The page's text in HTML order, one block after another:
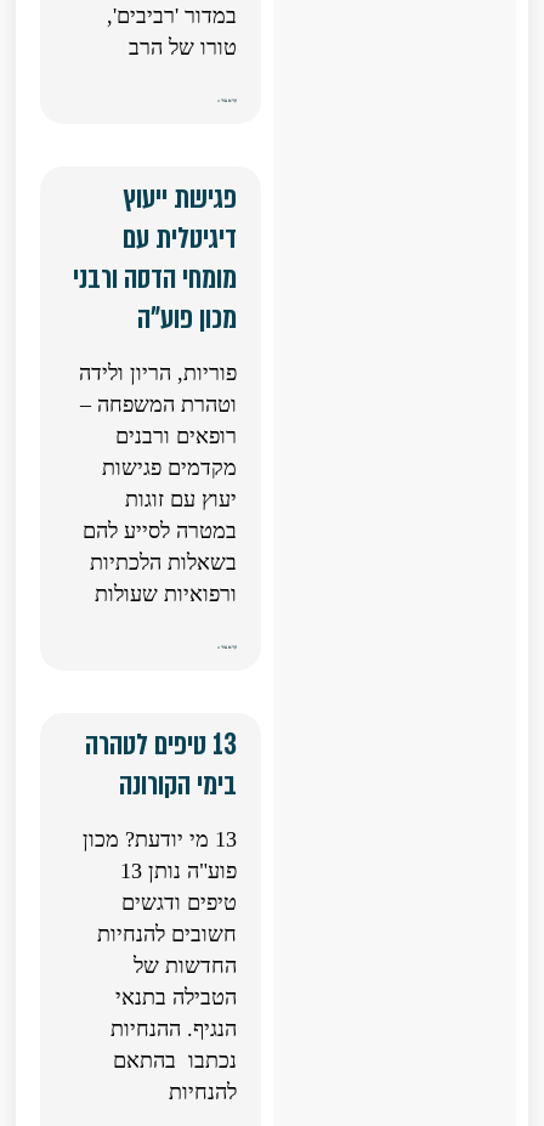
במדור 'רביבים',
טורו של הרב
קרא עוד »
פגישת ייעוץ
דיגיטלית עם
מומחי הדסה ורבני
מכון פוע"ה
פוריות, הריון ולידה
וטהרת המשפחה –
רופאים ורבנים
מקדמים פגישות
יעוץ עם זוגות
במטרה לסייע להם
בשאלות הלכתיות
ורפואיות שעולות
קרא עוד »
13 טיפים לטהרה
בימי הקורונה
13 מי יודעת? מכון
פוע"ה נותן 13
טיפים ודגשים
חשובים להנחיות
החדשות של
הטבילה בתנאי
הנגיף. ההנחיות
נכתבו בהתאם
להנחיות